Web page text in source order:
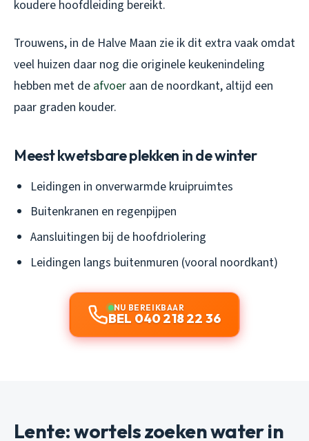
koudere hoofdleiding bereikt.
Trouwens, in de Halve Maan zie ik dit extra vaak omdat
veel huizen daar nog die originele keukenindeling
hebben met de afvoer aan de noordkant, altijd een
paar graden kouder.
Meest kwetsbare plekken in de winter
Leidingen in onverwarmde kruipruimtes
Buitenkranen en regenpijpen
Aansluitingen bij de hoofdriolering
Leidingen langs buitenmuren (vooral noordkant)
NU BEREIKBAAR
BEL 040 218 22 36
Lente: wortels zoeken water in